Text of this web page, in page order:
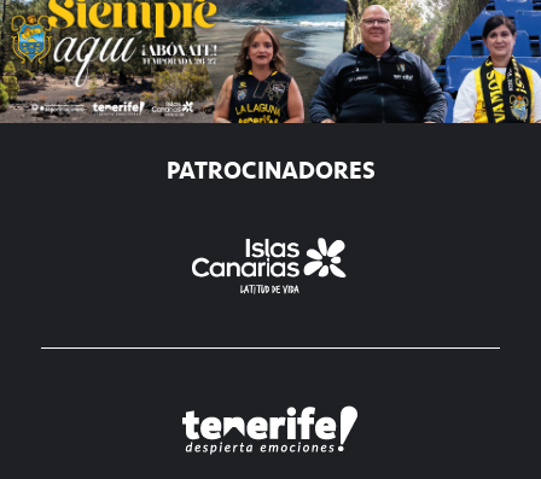
PATROCINADORES